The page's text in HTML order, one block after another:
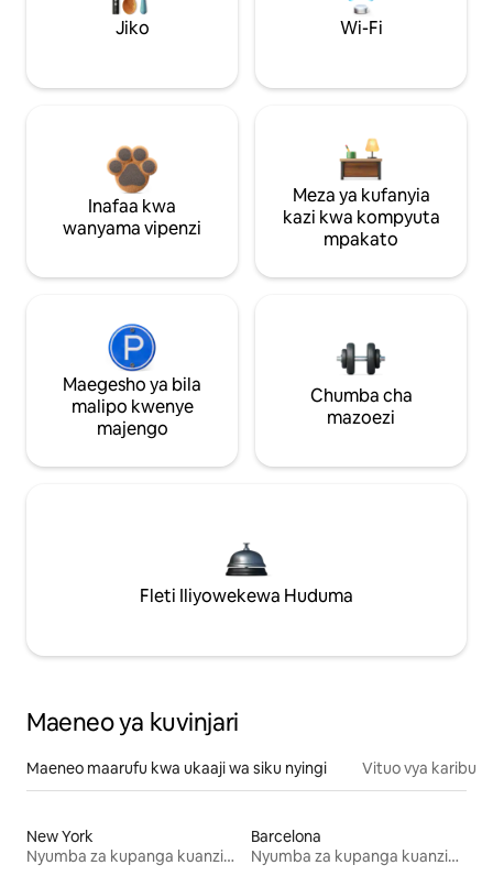
Jiko Wi-Fi
Inafaa kwa
wanyama vipenzi
Meza ya kufanyia
kazi kwa kompyuta
mpakato
Maegesho ya bila
malipo kwenye
majengo
Chumba cha
mazoezi
Fleti Iliyowekewa Huduma
Maeneo ya kuvinjari
Maeneo maarufu kwa ukaaji wa siku nyingi Vituo vya karibu
New York
Nyumba za kupanga kuanzia mwezi mmoja
Barcelona
Nyumba za kupanga kuanzia mwezi mmoja